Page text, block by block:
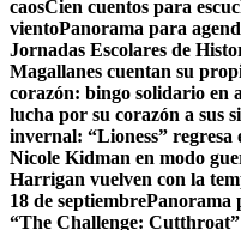
caosCien cuentos para
vientoPanorama para
Jornadas Escolares de
Magallanes cuentan su
corazón: bingo solidario en
lucha por su corazón a sus
invernal: “Lioness” regresa
Nicole Kidman en modo
Harrigan vuelven con la
18 de septiembrePanorama
“The Challenge: Cutthroat”